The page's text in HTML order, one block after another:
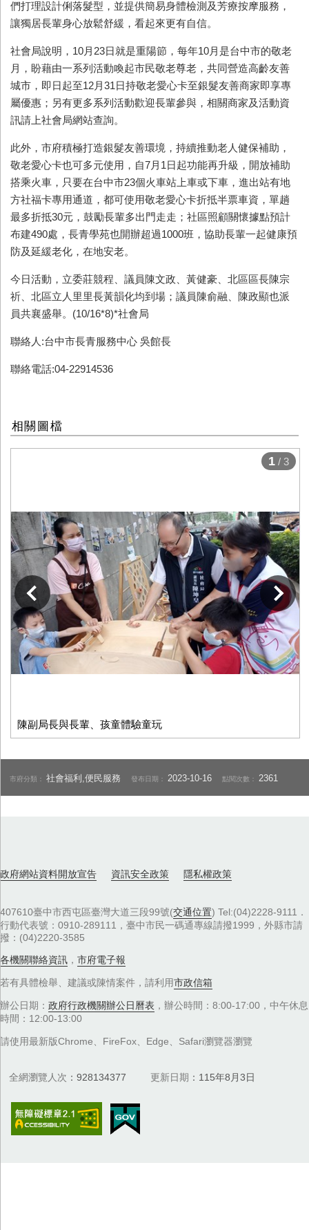
們打理設計俐落髮型，並提供簡易身體檢測及芳療按摩服務，
讓獨居長輩身心放鬆舒緩，看起來更有自信。
社會局說明，10月23日就是重陽節，每年10月是台中市的敬老
月，盼藉由一系列活動喚起市民敬老尊老，共同營造高齡友善
城市，即日起至12月31日持敬老愛心卡至銀髮友善商家即享專
屬優惠；另有更多系列活動歡迎長輩參與，相關商家及活動資
訊請上社會局網站查詢。
此外，市府積極打造銀髮友善環境，持續推動老人健保補助，
敬老愛心卡也可多元使用，自7月1日起功能再升級，開放補助
搭乘火車，只要在台中市23個火車站上車或下車，進出站有地
方社福卡專用通道，都可使用敬老愛心卡折抵半票車資，單趟
最多折抵30元，鼓勵長輩多出門走走；社區照顧關懷據點預計
布建490處，長青學苑也開辦超過1000班，協助長輩一起健康預
防及延緩老化，在地安老。
今日活動，立委莊競程、議員陳文政、黃健豪、北區區長陳宗
祈、北區立人里里長黃韻化均到場；議員陳俞融、陳政顯也派
員共襄盛舉。(10/16*8)*社會局
聯絡人:台中市長青服務中心 吳館長
聯絡電話:04-22914536
相關圖檔
陳副局長與長輩、孩童體驗童玩
下一張
1 / 3
市府分類：社會福利,便民服務 發布日期：2023-10-16 點閱次數：2361
政府網站資料開放宣告 資訊安全政策 隱私權政策
407610臺中市西屯區臺灣大道三段99號(交通位置) Tel:(04)2228-9111．
行動代表號：0910-289111，臺中市民一碼通專線請撥1999，外縣市請
撥：(04)2220-3585
各機關聯絡資訊 ， 市府電子報
若有具體檢舉、建議或陳情案件，請利用市政信箱
辦公日期： 政府行政機關辦公日曆表 ，辦公時間：8:00-17:00，中午休息
時間：12:00-13:00
請使用最新版Chrome、FireFox、Edge、Safari瀏覽器瀏覽
全網瀏覽人次 928134377 更新日期 115年8月3日